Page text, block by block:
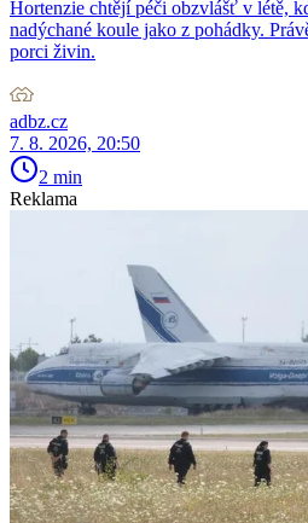
Hortenzie chtějí péči obzvlášť v létě,
nadýchané koule jako z pohádky.
porci živin.
adbz.cz
7. 8. 2026, 20:50
2 min
Reklama